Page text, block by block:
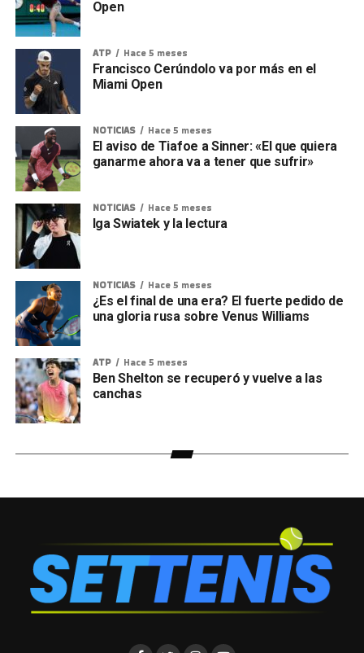
Open
ATP Hace 5 meses
Francisco Cerúndolo va por más en el
Miami Open
NOTICIAS Hace 5 meses
El aviso de Tiafoe a Sinner: «El que quiera
ganarme ahora va a tener que sufrir»
NOTICIAS Hace 5 meses
Iga Swiatek y la lectura
NOTICIAS Hace 5 meses
¿Es el final de una era? El fuerte pedido de
una gloria rusa sobre Venus Williams
ATP Hace 5 meses
Ben Shelton se recuperó y vuelve a las
canchas